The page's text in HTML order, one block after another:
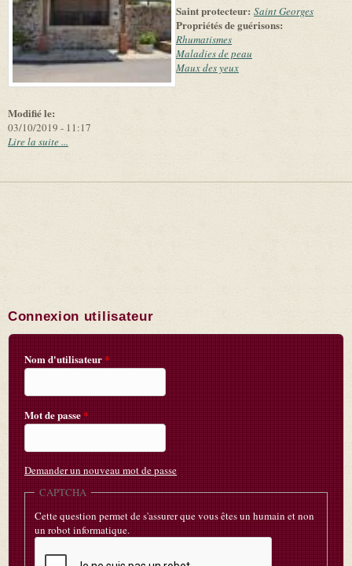
Modifié le:
03/10/2019 - 11:17
Saint protecteur: Saint Georges
Propriétés de guérisons:
Rhumatismes
Maladies de peau
Maux des yeux
Lire la suite ...
Connexion utilisateur
Nom d'utilisateur*
Mot de passe*
Demander un nouveau mot de passe
CAPTCHA
Cette question permet de s'assurer que vous êtes un humain et non
un robot informatique.